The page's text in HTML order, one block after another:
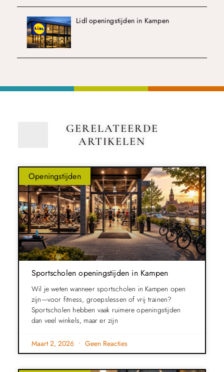
Lidl openingstijden in Kampen
GERELATEERDE
ARTIKELEN
Openingstijden
Sportscholen openingstijden in Kampen
Wil je weten wanneer sportscholen in Kampen open
zijn—voor fitness, groepslessen of vrij trainen?
Sportscholen hebben vaak ruimere openingstijden
dan veel winkels, maar er zijn
Maart 2, 2026 Geen Reacties